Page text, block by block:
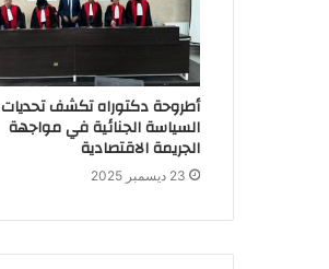
أطروحة دكتوراه تكشف تحديات
السياسة الجنائية في مواجهة
الجريمة الاقتصادية
23 ديسمبر 2025